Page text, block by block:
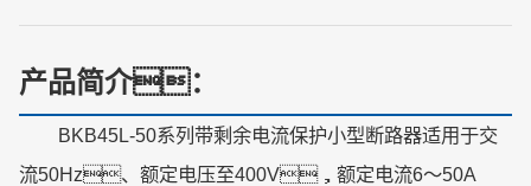
产品简介：
BKB45L-50系列带剩余电流保护小型断路器适用于交
流50Hz、额定电压至400V，额定电流6～50A